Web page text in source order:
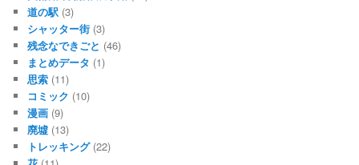
道の駅 (3)
シャッター街 (3)
残念なできごと (46)
まとめデータ (1)
思索 (11)
コミック (10)
漫画 (9)
廃墟 (13)
トレッキング(22)